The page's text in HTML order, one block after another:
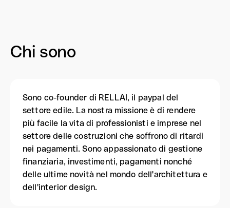
Chi sono
Sono co-founder di RELLAI, il paypal del
settore edile. La nostra missione è di rendere
più facile la vita di professionisti e imprese nel
settore delle costruzioni che soffrono di ritardi
nei pagamenti. Sono appassionato di gestione
finanziaria, investimenti, pagamenti nonché
delle ultime novità nel mondo dell'architettura e
dell'interior design.